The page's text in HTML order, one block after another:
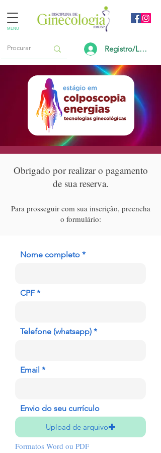
Registro/Login
MENU
Envio de documentação
Obrigado por realizar o pagamento
de sua reserva.
Para prosseguir com sua inscrição, preencha
o formulário:
Nome completo
CPF
Telefone (whatsapp)
Email
Envio do seu currículo
Upload de arquivo
Formatos Word ou PDF